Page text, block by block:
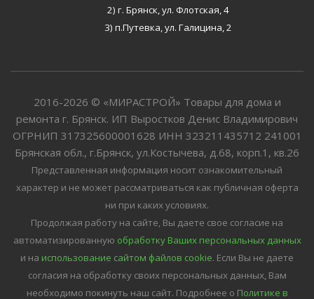
2) г. Брянск, ул. Флотская, 4
3) п.Путевка, ул. Галицина, 2
2016-2026 © «МИРАСТРОЙ» Товары для дома и
ремонта г. Брянск. ИП Выростков Денис Владимирович
ОГРНИП 317325600001628 ИНН 323211435712 241001
Брянская обл., г.Брянск, ул.Костычева, д.68, корп.1, кв.26
Представленная информация носит ознакомительный
характер и не может рассматриваться как публичная оферта
ни при каких условиях.
Продолжая работу на сайте, Вы даете свое согласие на
автоматизированную обработку Ваших персональных данных
и на использование сайтом файлов cookie. Если Вы не даете
согласия на обработку своих персональных данных, Вам
необходимо покинуть наш сайт. Подробнее о Политике в